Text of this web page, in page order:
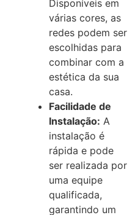
Disponíveis em
várias cores, as
redes podem ser
escolhidas para
combinar com a
estética da sua
casa.
Facilidade de
Instalação: A
instalação é
rápida e pode
ser realizada por
uma equipe
qualificada,
garantindo um